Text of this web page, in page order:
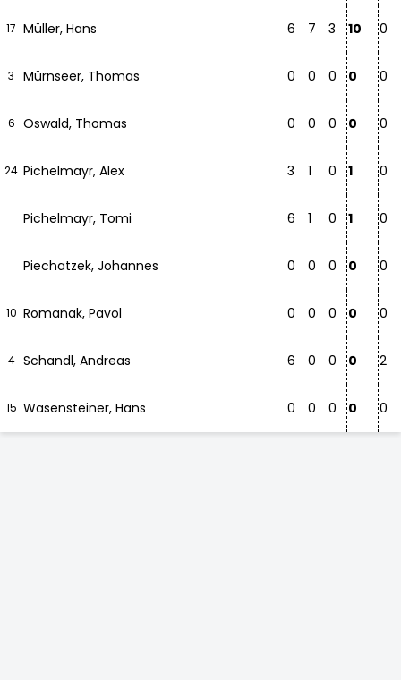
17 Müller, Hans 6 7 3 10 0
3 Mürnseer, Thomas 0 0 0 0 0
6 Oswald, Thomas 0 0 0 0 0
24 Pichelmayr, Alex 3 1 0 1 0
Pichelmayr, Tomi 6 1 0 1 0
Piechatzek, Johannes 0 0 0 0 0
10 Romanak, Pavol 0 0 0 0 0
4 Schandl, Andreas 6 0 0 0 2
15 Wasensteiner, Hans 0 0 0 0 0